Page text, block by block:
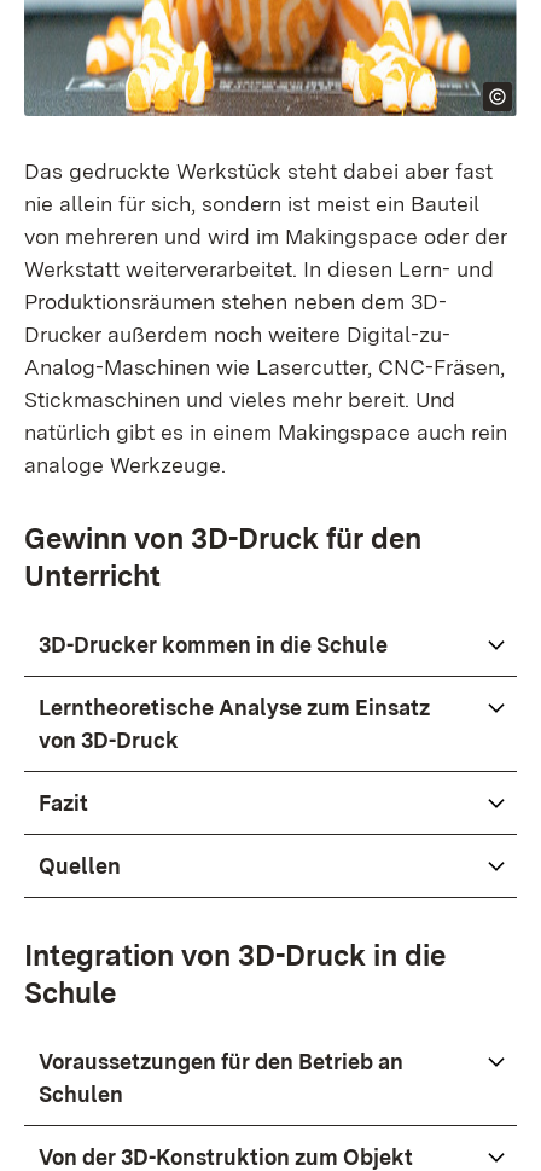
Das gedruckte Werkstück steht dabei aber fast
nie allein für sich, sondern ist meist ein Bauteil
von mehreren und wird im Makingspace oder der
Werkstatt weiterverarbeitet. In diesen Lern- und
Produktionsräumen stehen neben dem 3D-
Drucker außerdem noch weitere Digital-zu-
Analog-Maschinen wie Lasercutter, CNC-Fräsen,
Stickmaschinen und vieles mehr bereit. Und
natürlich gibt es in einem Makingspace auch rein
analoge Werkzeuge.
Gewinn von 3D-Druck für den
Unterricht
3D-Drucker kommen in die Schule
Lerntheoretische Analyse zum Einsatz
von 3D-Druck
Fazit
Quellen
Integration von 3D-Druck in die
Schule
Voraussetzungen für den Betrieb an
Schulen
Von der 3D-Konstruktion zum Objekt